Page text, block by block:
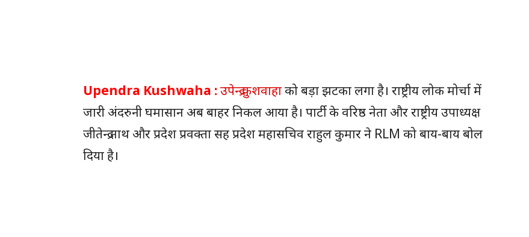
Upendra Kushwaha :उपेन्द्र कुशवाहाको बड़ा झटका लगा है। राष्ट्रीय लोक मोर्चा में
जारी अंदरुनी घमासान अब बाहर निकल आया है। पार्टी के वरिष्ठ नेता और राष्ट्रीय उपाध्यक्ष
जीतेन्द्र नाथ और प्रदेश प्रवक्ता सह प्रदेश महासचिव राहुल कुमार ने RLM को बाय-बाय बोल
दिया है।